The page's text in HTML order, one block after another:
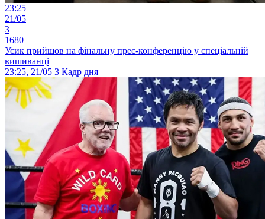
23:25
21/05
3
1680
Усик прийшов на фінальну прес-конференцію у спеціальній
вишиванці
23:25, 21/05 3 Кадр дня